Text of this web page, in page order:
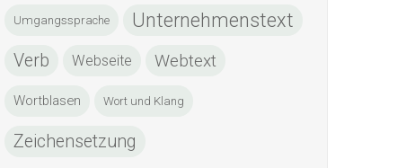
Umgangssprache Unternehmenstext
Verb Webseite Webtext
Wortblasen Wort und Klang
Zeichensetzung